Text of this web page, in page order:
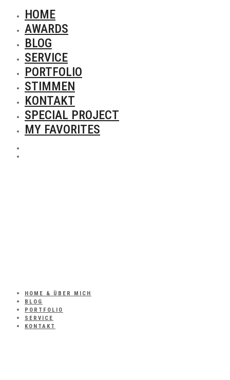
HOME
AWARDS
BLOG
SERVICE
PORTFOLIO
STIMMEN
KONTAKT
SPECIAL PROJECT
MY FAVORITES
HOME & ÜBER MICH
BLOG
PORTFOLIO
SERVICE
KONTAKT